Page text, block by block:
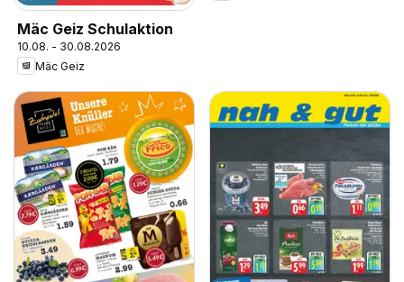
Mäc Geiz Schulaktion
10.08. - 30.08.2026
Mäc Geiz